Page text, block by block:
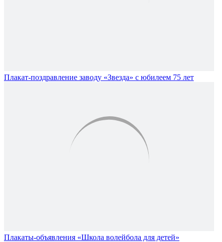
Плакат-поздравление заводу «Звезда» с юбилеем 75 лет
Плакаты-объявления «Школа волейбола для детей»